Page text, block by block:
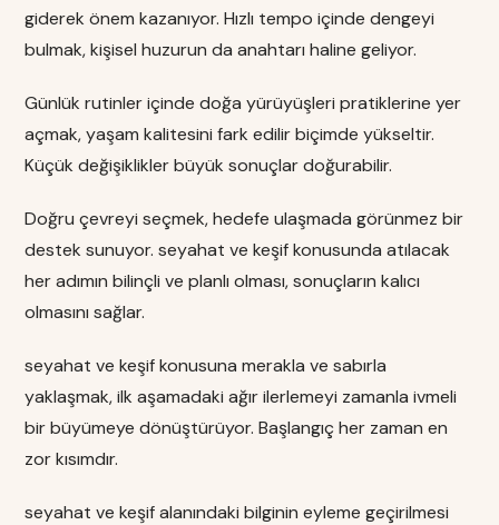
giderek önem kazanıyor. Hızlı tempo içinde dengeyi
bulmak, kişisel huzurun da anahtarı haline geliyor.
Günlük rutinler içinde doğa yürüyüşleri pratiklerine yer
açmak, yaşam kalitesini fark edilir biçimde yükseltir.
Küçük değişiklikler büyük sonuçlar doğurabilir.
Doğru çevreyi seçmek, hedefe ulaşmada görünmez bir
destek sunuyor. seyahat ve keşif konusunda atılacak
her adımın bilinçli ve planlı olması, sonuçların kalıcı
olmasını sağlar.
seyahat ve keşif konusuna merakla ve sabırla
yaklaşmak, ilk aşamadaki ağır ilerlemeyi zamanla ivmeli
bir büyümeye dönüştürüyor. Başlangıç her zaman en
zor kısımdır.
seyahat ve keşif alanındaki bilginin eyleme geçirilmesi